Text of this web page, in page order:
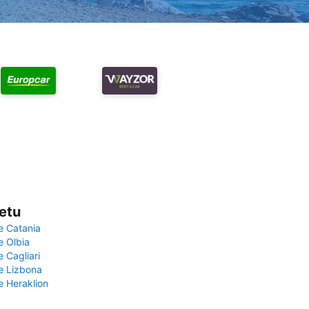
Catania
Olbia
Cagliari
Lizbona
Heraklion